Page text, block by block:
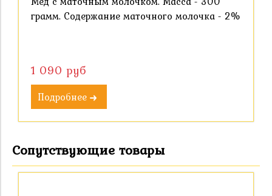
грамм. Содержание маточного молочка - 2%
1 090 руб
Подробнее
Сопутствующие товары